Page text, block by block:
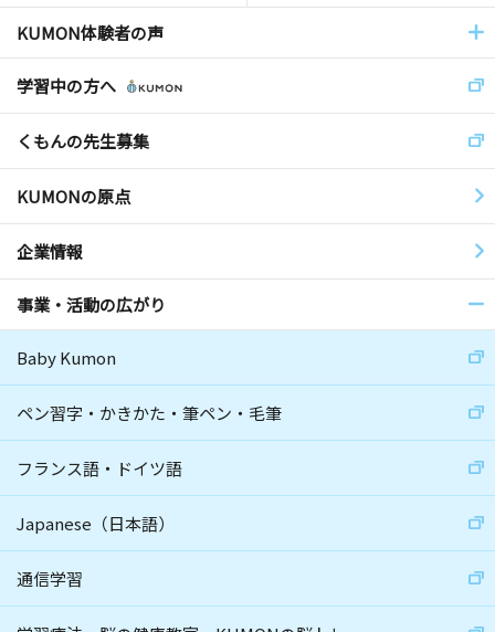
KUMON体験者の声
学習中の方へ
くもんの先生募集
KUMONの原点
企業情報
事業・活動の広がり
Baby Kumon
ペン習字・かきかた・筆ペン・毛筆
フランス語・ドイツ語
Japanese（日本語）
通信学習